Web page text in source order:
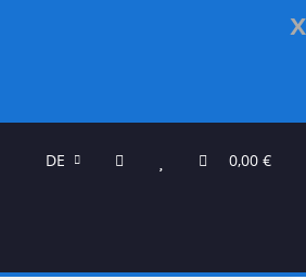
x
DE 0,00 €